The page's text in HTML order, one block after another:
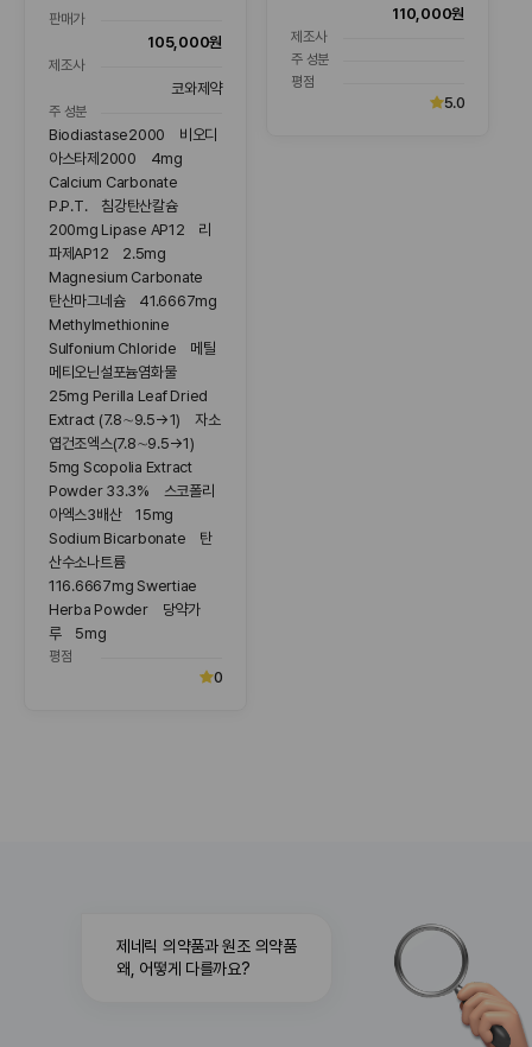
판매가
105,000원
제조사
코와제약
주 성분
Biodiastase2000 비오디
아스타제2000 4mg
Calcium Carbonate
P.P.T. 침강탄산칼슘
200mg Lipase AP12 리
파제AP12 2.5mg
Magnesium Carbonate
탄산마그네슘 41.6667mg
Methylmethionine
Sulfonium Chloride 메틸
메티오닌설포늄염화물
25mg Perilla Leaf Dried
Extract (7.8∼9.5→1) 자소
엽건조엑스(7.8∼9.5→1)
5mg Scopolia Extract
Powder 33.3% 스코폴리
아엑스3배산 15mg
Sodium Bicarbonate 탄
산수소나트륨
116.6667mg Swertiae
Herba Powder 당약가
루 5mg
평점
0
110,000원
제조사
주 성분
평점
5.0
제네릭 의약품과 원조 의약품
왜, 어떻게 다를까요?